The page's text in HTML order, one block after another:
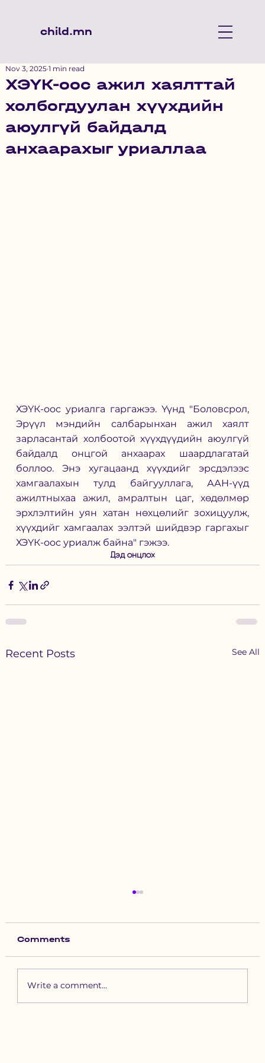
child.mn
ХЭҮК-оос ажил хаялттай
холбогдуулан хүүхдийн
аюулгүй байдалд
анхаарахыг уриаллаа
Nov 3, 2025 1 min read
ХЭҮК-оос уриалга гаргажээ. Үүнд "Боловсрол,
Эрүүл мэндийн салбарынхан ажил хаялт
зарласантай холбоотой хүүхдүүдийн аюулгүй
байдалд онцгой анхаарах шаардлагатай
боллоо. Энэ хугацаанд хүүхдийг эрсдэлээс
хамгаалахын тулд байгууллага, ААН-үүд
ажилтныхаа ажил, амралтын цаг, хөдөлмөр
эрхлэлтийн уян хатан нөхцөлийг зохицуулж,
хүүхдийг хамгаалах ээлтэй шийдвэр гаргахыг
ХЭҮК-оос уриалж байна" гэжээ.
Дэд онцлох
Recent Posts See All
Comments
Write a comment...